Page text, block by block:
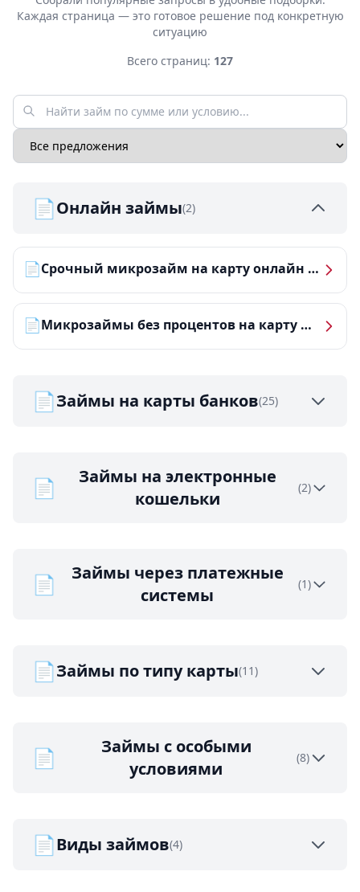
Каждая страница — это готовое решение под конкретную
ситуацию
Всего страниц: 127
📄Онлайн займы(2)
📄 Срочный микрозайм на карту онлайн — получить деньги за 5 минут
📄 Микрозаймы без процентов на карту — ТОП-10 за 2026 год
📄Займы на карты банков(25)
📄
Займы на электронные
кошельки
(2)
📄
Займы через платежные
системы
(1)
📄Займы по типу карты(11)
📄
Займы с особыми
условиями
(8)
📄Виды займов(4)